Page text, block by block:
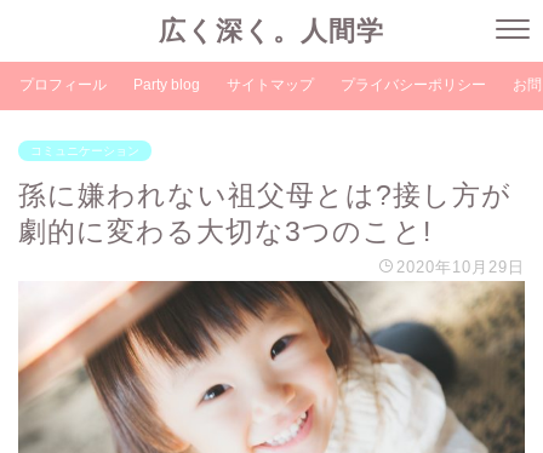
広く深く。人間学
プロフィール Party blog サイトマップ プライバシーポリシー お
コミュニケーション
孫に嫌われない祖父母とは?接し方が
劇的に変わる大切な3つのこと!
2020年10月29日